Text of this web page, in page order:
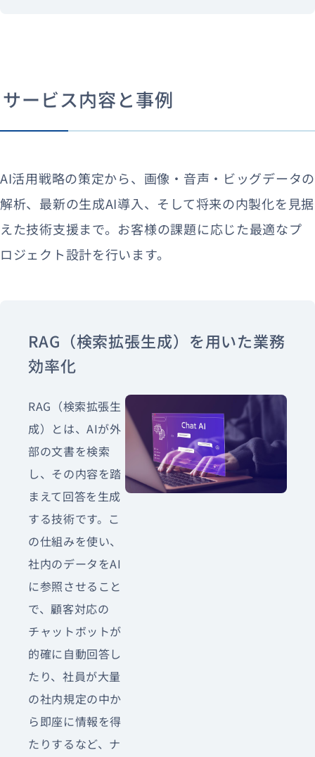
サービス内容と事例
AI活用戦略の策定から、画像・音声・ビッグデータの
解析、最新の生成AI導入、そして将来の内製化を見据
えた技術支援まで。お客様の課題に応じた最適なプ
ロジェクト設計を行います。
RAG（検索拡張生成）を用いた業務
効率化
RAG（検索拡張生
成）とは、AIが外
部の文書を検索
し、その内容を踏
まえて回答を生成
する技術です。こ
の仕組みを使い、
社内のデータをAI
に参照させること
で、顧客対応の
チャットボットが
的確に自動回答し
たり、社員が大量
の社内規定の中か
ら即座に情報を得
たりするなど、ナ